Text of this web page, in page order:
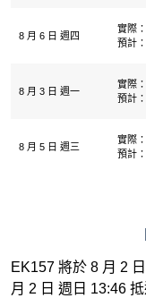
8 月 6 日 週四
實際
預計
8 月 3 日 週一
實際
預計
8 月 5 日 週三
實際
預計
EK157 將於 8 月 2
月 2 日 週日 13:46